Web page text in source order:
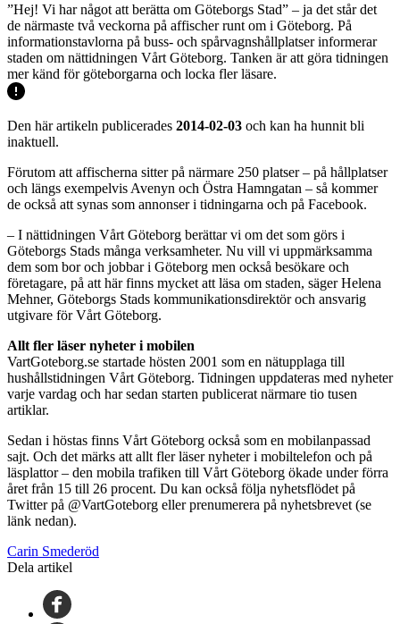
”Hej! Vi har något att berätta om Göteborgs Stad” – ja det står det
de närmaste två veckorna på affischer runt om i Göteborg. På
informationstavlorna på buss- och spårvagnshållplatser informerar
staden om nättidningen Vårt Göteborg. Tanken är att göra tidningen
mer känd för göteborgarna och locka fler läsare.
Den här artikeln publicerades 2014-02-03 och kan ha hunnit bli
inaktuell.
Förutom att affischerna sitter på närmare 250 platser – på hållplatser
och längs exempelvis Avenyn och Östra Hamngatan – så kommer
de också att synas som annonser i tidningarna och på Facebook.
– I nättidningen Vårt Göteborg berättar vi om det som görs i
Göteborgs Stads många verksamheter. Nu vill vi uppmärksamma
dem som bor och jobbar i Göteborg men också besökare och
företagare, på att här finns mycket att läsa om staden, säger Helena
Mehner, Göteborgs Stads kommunikationsdirektör och ansvarig
utgivare för Vårt Göteborg.
Allt fler läser nyheter i mobilen
VartGoteborg.se startade hösten 2001 som en nätupplaga till
hushållstidningen Vårt Göteborg. Tidningen uppdateras med nyheter
varje vardag och har sedan starten publicerat närmare tio tusen
artiklar.
Sedan i höstas finns Vårt Göteborg också som en mobilanpassad
sajt. Och det märks att allt fler läser nyheter i mobiltelefon och på
läsplattor – den mobila trafiken till Vårt Göteborg ökade under förra
året från 15 till 26 procent. Du kan också följa nyhetsflödet på
Twitter på @VartGoteborg eller prenumerera på nyhetsbrevet (se
länk nedan).
Carin Smederöd
Dela artikel